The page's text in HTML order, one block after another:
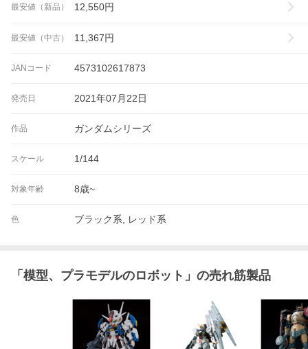
最安値（新品） 12,550円
最安値（中古） 11,367円
JANコード 4573102617873
発売日 2021年07月22日
作品 ガンダムシリーズ
スケール 1/144
対象年齢 8歳~
色 ブラック系, レッド系
「 模型、プラモデルのロボット 」の売れ筋製品